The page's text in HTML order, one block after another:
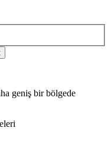
geniş bir bölgede